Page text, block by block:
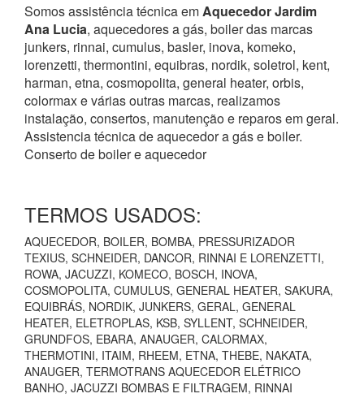
Somos assistência técnica emAquecedorJardim
Ana Lucia, aquecedores a gás, boiler das marcas
junkers, rinnai, cumulus, basler, inova, komeko,
lorenzetti, thermontini, equibras, nordik, soletrol, kent,
harman, etna, cosmopolita, general heater, orbis,
colormax e várias outras marcas, realizamos
instalação, consertos, manutenção e reparos em geral.
Assistencia técnica de aquecedor a gás e boiler.
Conserto de boiler e aquecedor
TERMOS USADOS:
AQUECEDOR, BOILER, BOMBA, PRESSURIZADOR
TEXIUS, SCHNEIDER, DANCOR, RINNAI E LORENZETTI,
ROWA, JACUZZI, KOMECO, BOSCH, INOVA,
COSMOPOLITA, CUMULUS, GENERAL HEATER, SAKURA,
EQUIBRÁS, NORDIK, JUNKERS, GERAL, GENERAL
HEATER, ELETROPLAS, KSB, SYLLENT, SCHNEIDER,
GRUNDFOS, EBARA, ANAUGER, CALORMAX,
THERMOTINI, ITAIM, RHEEM, ETNA, THEBE, NAKATA,
ANAUGER, TERMOTRANS AQUECEDOR ELÉTRICO
BANHO, JACUZZI BOMBAS E FILTRAGEM, RINNAI